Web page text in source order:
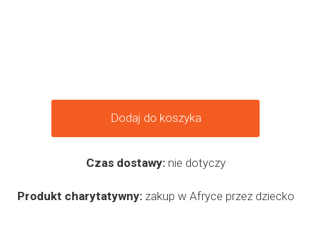
Dodaj do koszyka
Czas dostawy:nie dotyczy
Produkt charytatywny: zakup w Afryce przez dziecko